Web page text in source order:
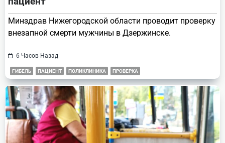
Минздрав Нижегородской области проводит проверку
внезапной смерти мужчины в Дзержинске.
6 Часов Назад
ГИБЕЛЬ ПАЦИЕНТ ПОЛИКЛИНИКА ПРОВЕРКА